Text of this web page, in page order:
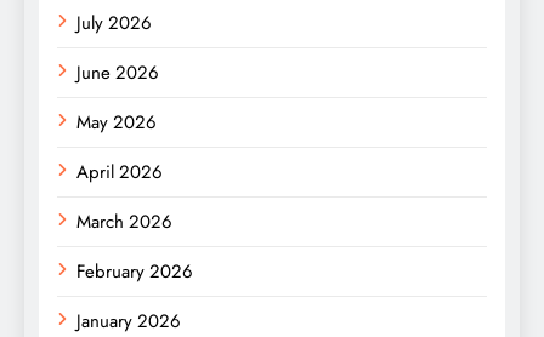
July 2026
June 2026
May 2026
April 2026
March 2026
February 2026
January 2026